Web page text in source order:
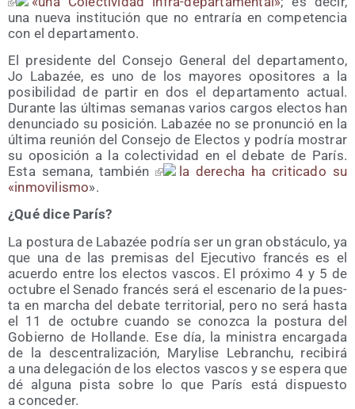
una nue­va ins­ti­tu­ción que no entra­ría en com­pe­ten­cia
con el departamento.
El pre­si­den­te del Con­se­jo Gene­ral del depar­ta­men­to,
Jo Laba­zée, es uno de los mayo­res opo­si­to­res a la
posi­bi­li­dad de par­tir en dos el depar­ta­men­to actual.
Duran­te las últi­mas sema­nas varios car­gos elec­tos han
denun­cia­do su posi­ción. Laba­zée no se pro­nun­ció en la
últi­ma reu­nión del Con­se­jo de Elec­tos y podría mos­trar
su opo­si­ción a la colec­ti­vi­dad en el deba­te de París.
Esta sema­na, tam­bién
la dere­cha ha cri­ti­ca­do su
«inmo­vi­lis­mo».
¿Qué dice París?
La pos­tu­ra de Laba­zée podría ser un gran obs­tácu­lo, ya
que una de las pre­mi­sas del Eje­cu­ti­vo fran­cés es el
acuer­do entre los elec­tos vas­cos. El pró­xi­mo 4 y 5 de
octu­bre el Sena­do fran­cés será el esce­na­rio de la pues­
ta en mar­cha del deba­te terri­to­rial, pero no será has­ta
el 11 de octu­bre cuan­do se conoz­ca la pos­tu­ra del
Gobierno de Hollan­de. Ese día, la minis­tra encar­ga­da
de la des­cen­tra­li­za­ción, Mary­li­se Lebran­chu, reci­bi­rá
a una dele­ga­ción de los elec­tos vas­cos y se espe­ra que
dé algu­na pis­ta sobre lo que París está dis­pues­to
a conceder.